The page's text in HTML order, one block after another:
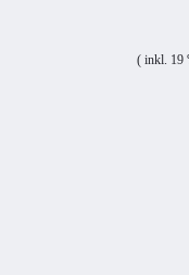
( inkl. 19